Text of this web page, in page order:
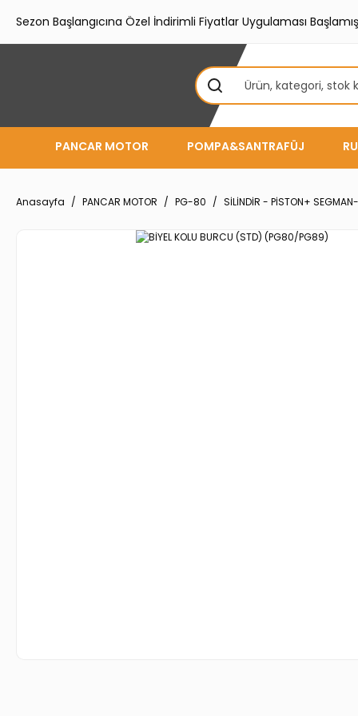
Sezon Başlangıcına Özel İndirimli Fiyatlar Uygulaması
PANCAR MOTOR POMPA&SANTRAFÜJ
Anasayfa PANCAR MOTOR PG-80 SİLİNDİR - PİSTON+